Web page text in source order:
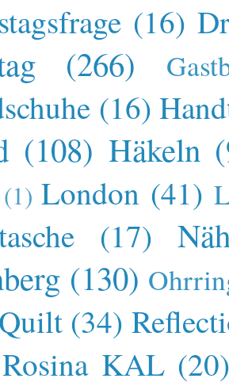
(16)
(266)
(16)
(108) Häkeln
(1) London (41)
(17)
(130)
Quilt (34)
Rosina KAL